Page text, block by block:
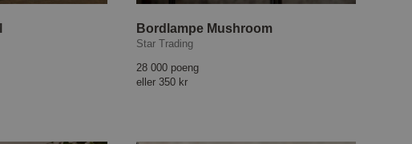
Bordlampe Mushroom
Star Trading
28 000 poeng
eller 350 kr